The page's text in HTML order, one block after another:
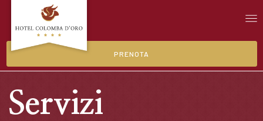
PRENOTA
Servizi